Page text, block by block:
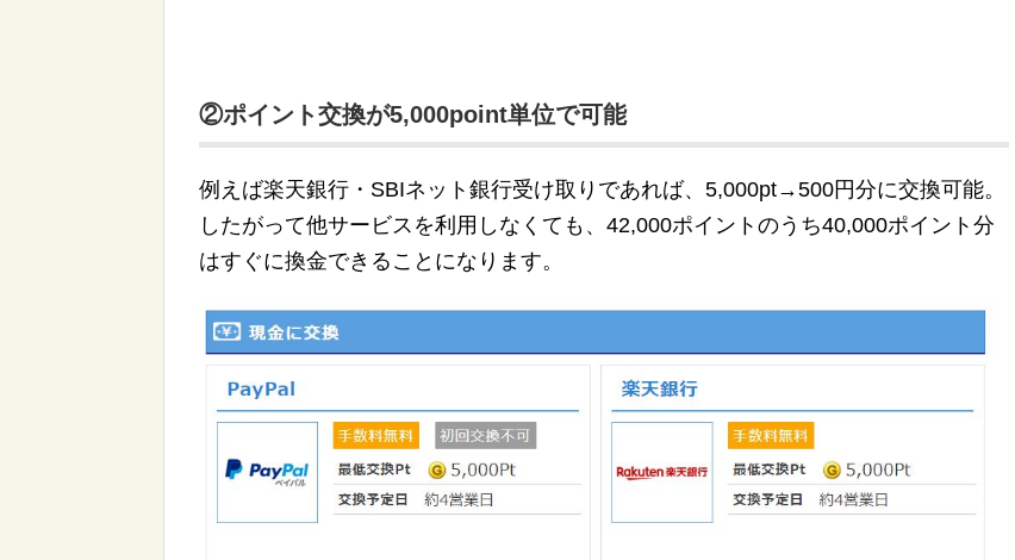
②ポイント交換が5,000point単位で可能
例えば楽天銀行・SBIネット銀行受け取りであれば、5,000pt→500円分に交換可能。
したがって他サービスを利用しなくても、42,000ポイントのうち40,000ポイント分
はすぐに換金できることになります。